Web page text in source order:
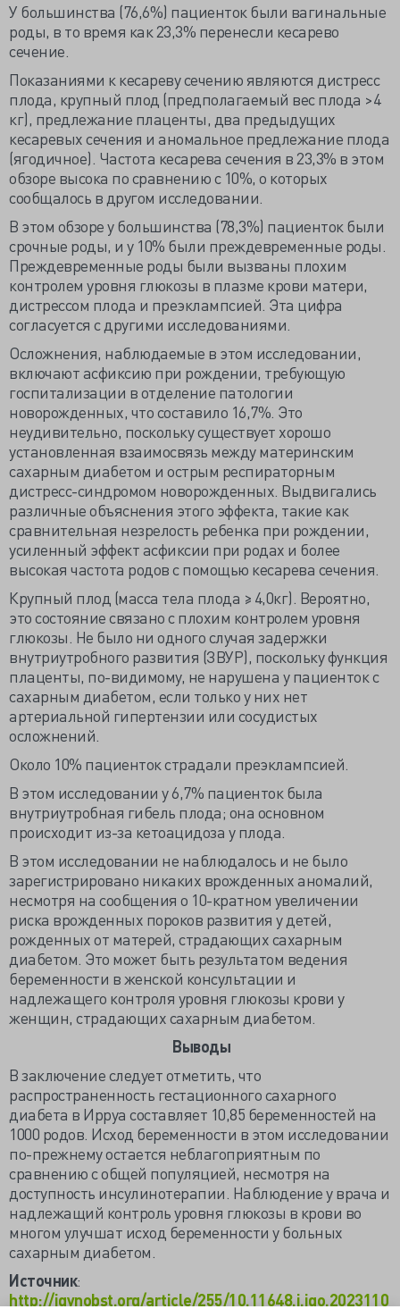
У большинства (76,6%) пациенток были вагинальные
роды, в то время как 23,3% перенесли кесарево
сечение.
Показаниями к кесареву сечению являются дистресс
плода, крупный плод (предполагаемый вес плода >4
кг), предлежание плаценты, два предыдущих
кесаревых сечения и аномальное предлежание плода
(ягодичное). Частота кесарева сечения в 23,3% в этом
обзоре высока по сравнению с 10%, о которых
сообщалось в другом исследовании.
В этом обзоре у большинства (78,3%) пациенток были
срочные роды, и у 10% были преждевременные роды.
Преждевременные роды были вызваны плохим
контролем уровня глюкозы в плазме крови матери,
дистрессом плода и преэклампсией. Эта цифра
согласуется с другими исследованиями.
Осложнения, наблюдаемые в этом исследовании,
включают асфиксию при рождении, требующую
госпитализации в отделение патологии
новорожденных, что составило 16,7%. Это
неудивительно, поскольку существует хорошо
установленная взаимосвязь между материнским
сахарным диабетом и острым респираторным
дистресс-синдромом новорожденных. Выдвигались
различные объяснения этого эффекта, такие как
сравнительная незрелость ребенка при рождении,
усиленный эффект асфиксии при родах и более
высокая частота родов с помощью кесарева сечения.
Крупный плод (масса тела плода ≥ 4,0кг). Вероятно,
это состояние связано с плохим контролем уровня
глюкозы. Не было ни одного случая задержки
внутриутробного развития (ЗВУР), поскольку функция
плаценты, по-видимому, не нарушена у пациенток с
сахарным диабетом, если только у них нет
артериальной гипертензии или сосудистых
осложнений.
Около 10% пациенток страдали преэклампсией.
В этом исследовании у 6,7% пациенток была
внутриутробная гибель плода; она основном
происходит из-за кетоацидоза у плода.
В этом исследовании не наблюдалось и не было
зарегистрировано никаких врожденных аномалий,
несмотря на сообщения о 10-кратном увеличении
риска врожденных пороков развития у детей,
рожденных от матерей, страдающих сахарным
диабетом. Это может быть результатом ведения
беременности в женской консультации и
надлежащего контроля уровня глюкозы крови у
женщин, страдающих сахарным диабетом.
Выводы
В заключение следует отметить, что
распространенность гестационного сахарного
диабета в Ирруа составляет 10,85 беременностей на
1000 родов. Исход беременности в этом исследовании
по-прежнему остается неблагоприятным по
сравнению с общей популяцией, несмотря на
доступность инсулинотерапии. Наблюдение у врача и
надлежащий контроль уровня глюкозы в крови во
многом улучшат исход беременности у больных
сахарным диабетом.
Источник:
http://jgynobst.org/article/255/10.11648.j.jgo.2023110